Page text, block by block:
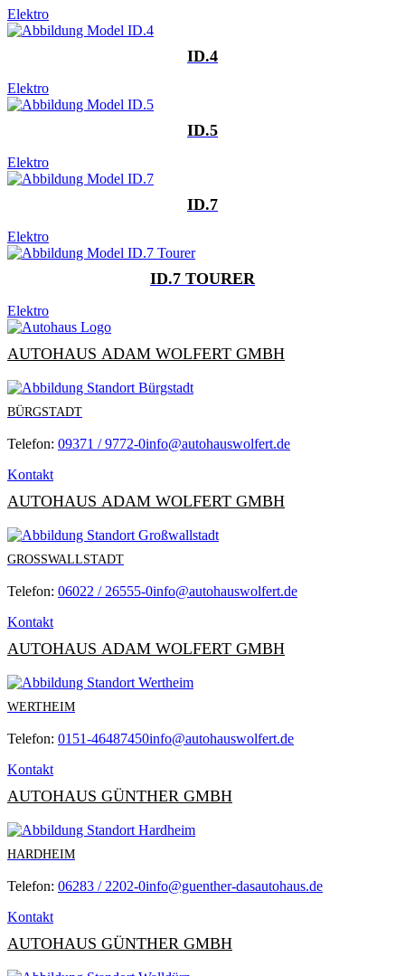
Elektro
ID.4
Elektro
ID.5
Elektro
ID.7
Elektro
ID.7 TOURER
Elektro
AUTOHAUS ADAM WOLFERT GMBH
BÜRGSTADT
Telefon: 09371 / 9772-0info@autohauswolfert.de
Kontakt
AUTOHAUS ADAM WOLFERT GMBH
GROSSWALLSTADT
Telefon: 06022 / 26555-0info@autohauswolfert.de
Kontakt
AUTOHAUS ADAM WOLFERT GMBH
WERTHEIM
Telefon: 0151-46487450info@autohauswolfert.de
Kontakt
AUTOHAUS GÜNTHER GMBH
HARDHEIM
Telefon: 06283 / 2202-0info@guenther-dasautohaus.de
Kontakt
AUTOHAUS GÜNTHER GMBH